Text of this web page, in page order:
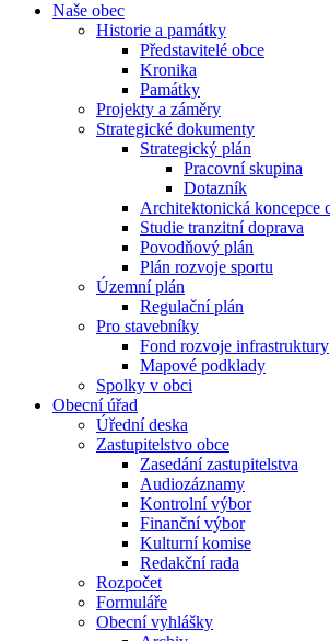
Naše obec
Historie a památky
Představitelé obce
Kronika
Památky
Projekty a záměry
Strategické dokumenty
Strategický plán
Pracovní skupina
Dotazník
Architektonická koncepce
Studie tranzitní doprava
Povodňový plán
Plán rozvoje sportu
Územní plán
Regulační plán
Pro stavebníky
Fond rozvoje infrastruktury
Mapové podklady
Spolky v obci
Obecní úřad
Úřední deska
Zastupitelstvo obce
Zasedání zastupitelstva
Audiozáznamy
Kontrolní výbor
Finanční výbor
Kulturní komise
Redakční rada
Rozpočet
Formuláře
Obecní vyhlášky